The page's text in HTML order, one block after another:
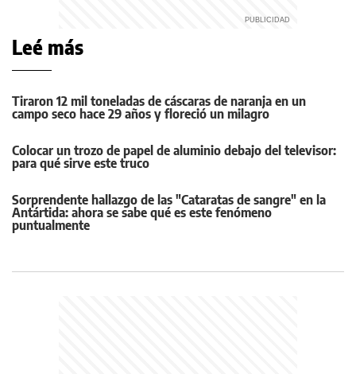
Leé más
Tiraron 12 mil toneladas de cáscaras de naranja en un
campo seco hace 29 años y floreció un milagro
Colocar un trozo de papel de aluminio debajo del televisor:
para qué sirve este truco
Sorprendente hallazgo de las "Cataratas de sangre" en la
Antártida: ahora se sabe qué es este fenómeno
puntualmente